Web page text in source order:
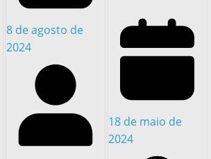
8 de agosto de
2024
18 de maio de
2024